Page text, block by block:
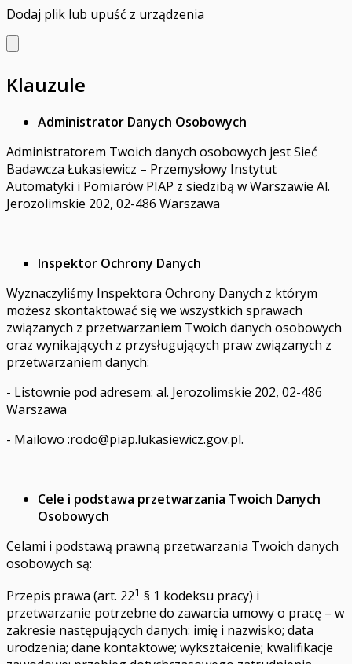
Dodaj plik lub upuść z urządzenia
Klauzule
Administrator Danych Osobowych
Administratorem Twoich danych osobowych jest Sieć
Badawcza Łukasiewicz – Przemysłowy Instytut
Automatyki i Pomiarów PIAP z siedzibą w Warszawie Al.
Jerozolimskie 202, 02-486 Warszawa
Inspektor Ochrony Danych
Wyznaczyliśmy Inspektora Ochrony Danych z którym
możesz skontaktować się we wszystkich sprawach
związanych z przetwarzaniem Twoich danych osobowych
oraz wynikających z przysługujących praw związanych z
przetwarzaniem danych:
- Listownie pod adresem: al. Jerozolimskie 202, 02-486
Warszawa
- Mailowo :rodo@piap.lukasiewicz.gov.pl.
Cele i podstawa przetwarzania Twoich Danych
Osobowych
Celami i podstawą prawną przetwarzania Twoich danych
osobowych są:
Przepis prawa (art. 221 § 1 kodeksu pracy) i
przetwarzanie potrzebne do zawarcia umowy o pracę – w
zakresie następujących danych: imię i nazwisko; data
urodzenia; dane kontaktowe; wykształcenie; kwalifikacje